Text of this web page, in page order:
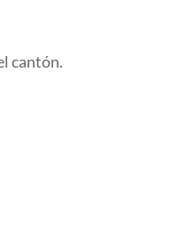
cantón.